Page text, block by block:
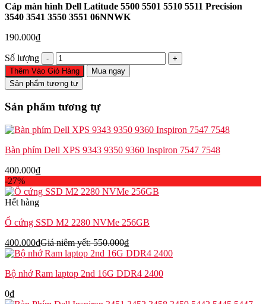
Cáp màn hình Dell Latitude 5500 5501 5510 5511 Precision
3540 3541 3550 3551 06NNWK
190.000₫
Số lượng
Cáp
màn
hình
Dell
5500
5510
Precision
3541
3550
3551
số
lượng
Thêm Vào Giỏ Hàng
Mua ngay
Sản phẩm tương tự
Sản phẩm tương tự
Bàn phím Dell XPS 9343 9350 9360 Inspiron 7547 7548
400.000₫
-27%
Hết hàng
Ổ cứng SSD M2 2280 NVMe 256GB
400.000₫Giá niêm yết:550.000₫
Bộ nhớ Ram laptop 2nd 16G DDR4 2400
0₫